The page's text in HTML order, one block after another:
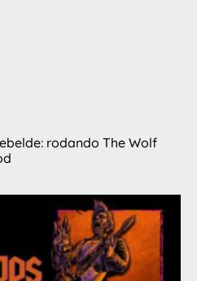
rodando The Wolf